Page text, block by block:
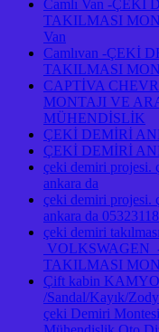
Camlı Van -
TAKILMASI
Van
Camlıvan -ÇEKİ
TAKILMASI
CAPTİVA
MONTAJI VE
MÜHENDİSLİK
ÇEKİ DEMİRİ
ÇEKİ DEMİRİ
çeki demiri projesi.
ankara da
çeki demiri projesi.
ankara da
çeki demiri
VOLKSWAGEN
TAKILMASI
Çift kabin
/Sandal/Kayık/
çeki Demiri